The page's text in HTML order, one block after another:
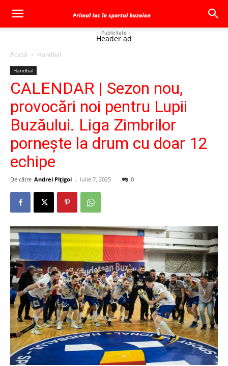
- Publicitate -
Header ad
Acasă Handbal
Handbal
CALENDAR | Sezon nou,
provocări noi pentru Lupii
Buzăului. Liga Zimbrilor
pornește la drum cu doar 12
echipe
De către Andrei Pițigoi - iulie 7, 2025 0